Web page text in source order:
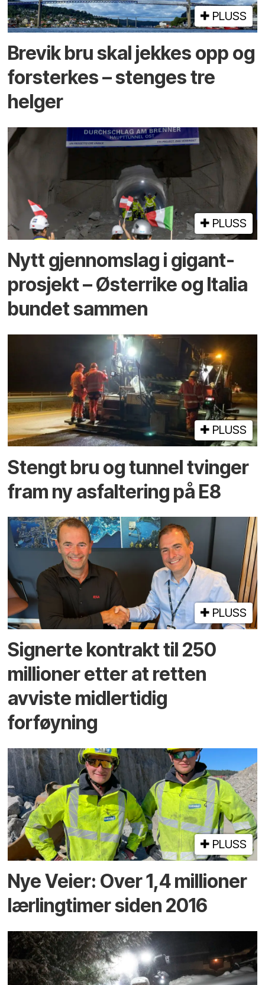
PLUSS
Brevik bru skal jekkes opp og
forsterkes – stenges tre
helger
PLUSS
Nytt gjennomslag i gigant­
prosjekt – Østerrike og Italia
bundet sammen
PLUSS
Stengt bru og tunnel tvinger
fram ny asfaltering på E8
PLUSS
Signerte kontrakt til 250
millioner etter at retten
avviste midlertidig
forføyning
PLUSS
Nye Veier: Over 1,4 millioner
lærlingtimer siden 2016